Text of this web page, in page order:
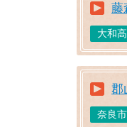
藤
大和
郡
奈良市